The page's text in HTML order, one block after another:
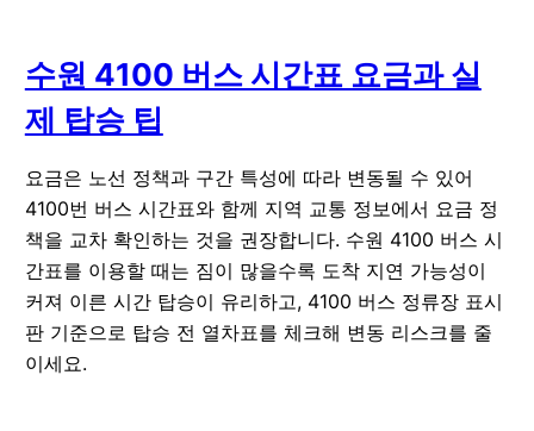
수원 4100 버스 시간표 요금과 실
제 탑승 팁
요금은 노선 정책과 구간 특성에 따라 변동될 수 있어
4100번 버스 시간표와 함께 지역 교통 정보에서 요금 정
책을 교차 확인하는 것을 권장합니다. 수원 4100 버스 시
간표를 이용할 때는 짐이 많을수록 도착 지연 가능성이
커져 이른 시간 탑승이 유리하고, 4100 버스 정류장 표시
판 기준으로 탑승 전 열차표를 체크해 변동 리스크를 줄
이세요.